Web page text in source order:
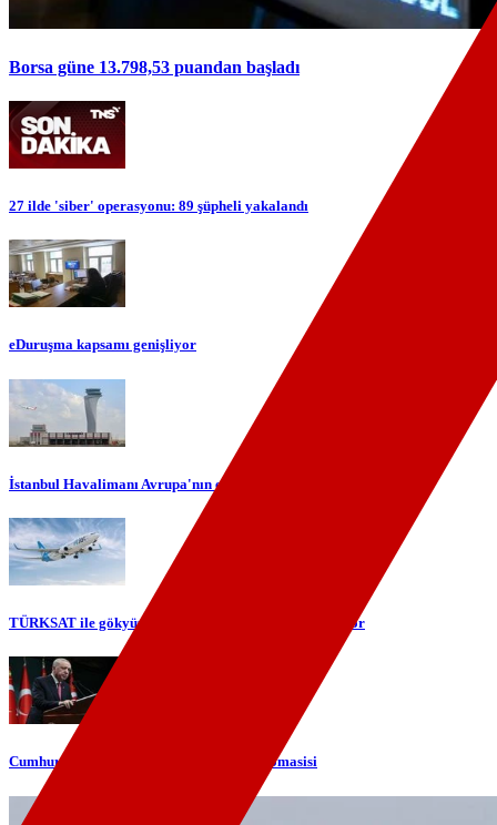
Borsa güne 13.798,53 puandan başladı
27 ilde 'siber' operasyonu: 89 şüpheli yakalandı
eDuruşma kapsamı genişliyor
İstanbul Havalimanı Avrupa'nın en yoğun havalimanı oldu
TÜRKSAT ile gökyüzünde yerli internet dönemi başlıyor
Cumhurbaşkanı Erdoğan'dan telefon diplomasisi